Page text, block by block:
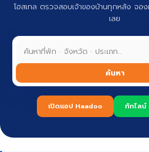
โฮสเทล ตรวจสอบเจ้าของบ้านทุกหลัง จอ
เลย
ค้นหา
เปิดแอป Haadoo ทักไลน์